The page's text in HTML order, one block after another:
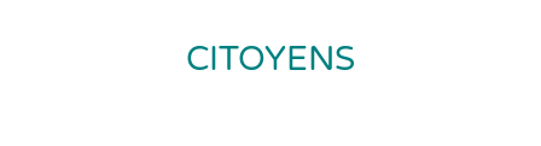
CITOYENS